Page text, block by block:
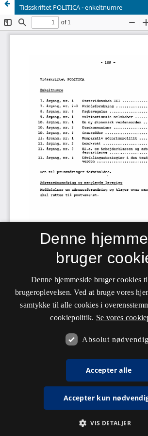
Tidsskriftet POLITICA - enkeltnumre
Denne
bruger
Denne hjemmeside bruger cookies
brugeroplevelsen. Ved at bruge vores
samtykke til alle cookies i
cookiepolitik. Se vores
Absolut
Accepter alle
Accepter kun
VIS DETALJER